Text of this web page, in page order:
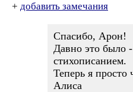
+ добавить замечания
Спасибо, Арон!
Давно это было
стихописанием.
Теперь я просто
Алиса